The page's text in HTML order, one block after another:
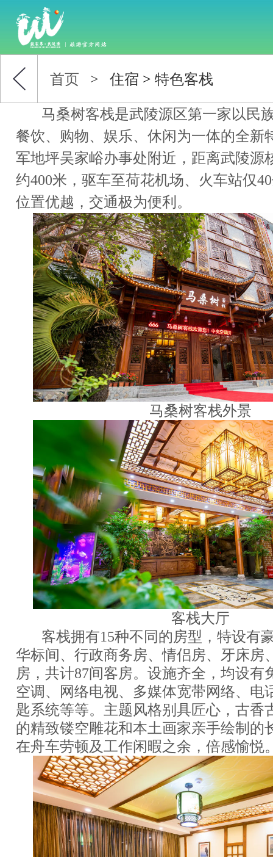
首页 > 住宿 > 特色客栈
马桑树客栈是武陵源区第一家以民
餐饮、购物、娱乐、休闲为一体的全新
军地坪吴家峪办事处附近，距离武陵源
约400米，驱车至荷花机场、火车站仅
位置优越，交通极为便利。
马桑树客栈外景
客栈大厅
客栈拥有15种不同的房型，特设有
华标间、行政商务房、情侣房、牙床房
房，共计87间客房。设施齐全，均设有
空调、网络电视、多媒体宽带网络、电
匙系统等等。主题风格别具匠心，古香
的精致镂空雕花和本土画家亲手绘制的
在舟车劳顿及工作闲暇之余，倍感愉悦